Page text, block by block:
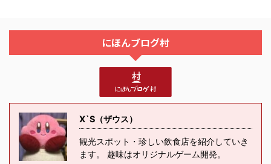
にほんブログ村
X`S（ザウス）
観光スポット・珍しい飲食店を紹介していき
ます。 趣味はオリジナルゲーム開発。